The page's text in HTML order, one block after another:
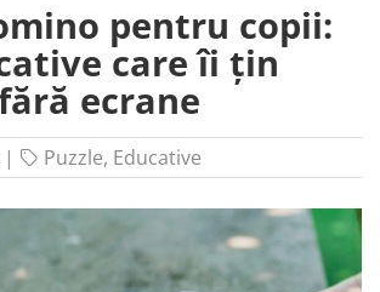
pentru copii:
care îi țin
ecrane
| Puzzle, Educative